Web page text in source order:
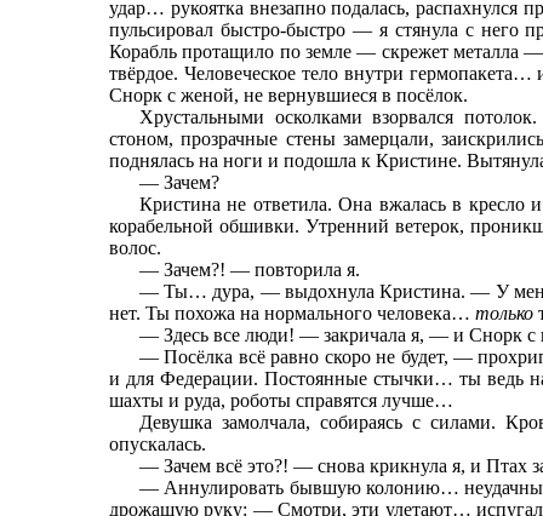
удар… рукоятка внезапно подалась,
пульсировал быстро-быстро — я стянула с него
Корабль протащило по земле — скрежет металла
твёрдое. Человеческое тело внутри
Снорк с женой, не вернувшиеся в посёлок.
Хрустальными осколками взорвался
стоном, прозрачные стены замерцали,
поднялась на ноги и подошла к Кристине.
— Зачем?
Кристина не ответила. Она вжалась в кресло
корабельной обшивки. Утренний ветерок,
волос.
— Зачем?! — повторила я.
— Ты… дура, — выдохнула Кристина. — У
нет. Ты похожа на нормального человека… только
— Здесь все люди! — закричала я, — и Снорк
— Посёлка всё равно скоро не будет, —
и для Федерации. Постоянные стычки… ты ведь
шахты и руда, роботы справятся лучше…
Девушка замолчала, собираясь с силами.
опускалась.
— Зачем всё это?! — снова крикнула я, и Птах
— Аннулировать бывшую колонию…
дрожащую руку: — Смотри, эти улетают…